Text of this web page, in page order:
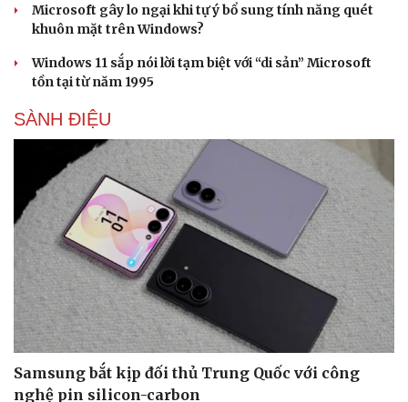
Sức khỏe
Dinh dưỡng - món ngon
Cây thuốc
Sản phụ khoa
Nam khoa
Blog
Tình yêu - Gia đình
Microsoft gây lo ngại khi tự ý bổ sung tính năng quét
khuôn mặt trên Windows?
Windows 11 sắp nói lời tạm biệt với “di sản” Microsoft
tồn tại từ năm 1995
SÀNH ĐIỆU
Samsung bắt kịp đối thủ Trung Quốc với công
nghệ pin silicon-carbon